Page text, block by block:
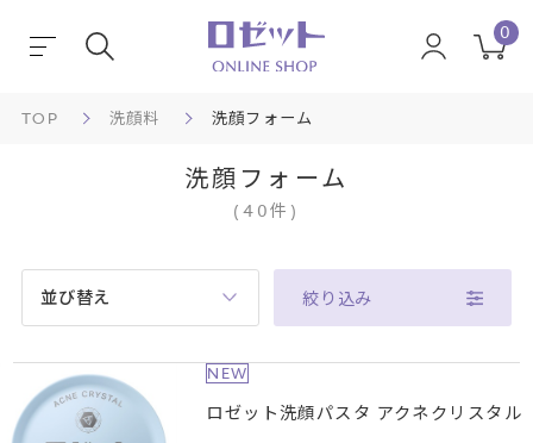
0
TOP 洗顔料 洗顔フォーム
洗顔フォーム
( 40件 )
並び替え 絞り込み
NEW
ロゼット洗顔パスタ アクネクリスタル